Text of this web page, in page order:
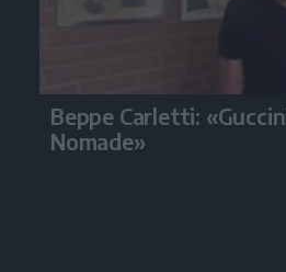
Beppe Carletti:
Nomade»